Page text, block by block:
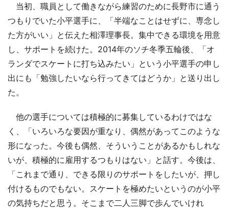
当初、職員として働きながら練習のために長野市に通う
つもりでいた小平選手に、「半端なことはせずに、専念し
た方がいい」と伝えた相澤理事長。集中できる環境を用意
し、サポートを続けた。2014年のソチ冬季五輪後、「オ
ランダでスケートに打ち込みたい」という小平選手の申し
出にも「勉強したいなら行ってきてはどうか」と送り出し
た。
他の選手については積極的に募集しているわけではな
く、「いろいろな要因が重なり、偶然があってこのような
形になった。今後も偶然、そういうことがあるかもしれな
いが、積極的に雇用するつもりはない」と話す。今後は、
「これまで通り、できる限りのサポートをしたいが、押し
付けるものでもない。スケートを極めたいというのが小平
の気持ちだと思う。そこまで二人三脚で歩んでいけれ